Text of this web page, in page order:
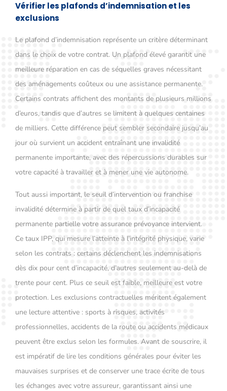
Vérifier les plafonds d’indemnisation et les
exclusions
Le plafond d’indemnisation représente un critère déterminant
dans le choix de votre contrat. Un plafond élevé garantit une
meilleure réparation en cas de séquelles graves nécessitant
des aménagements coûteux ou une assistance permanente.
Certains contrats affichent des montants de plusieurs millions
d’euros, tandis que d’autres se limitent à quelques centaines
de milliers. Cette différence peut sembler secondaire jusqu’au
jour où survient un accident entraînant une invalidité
permanente importante, avec des répercussions durables sur
votre capacité à travailler et à mener une vie autonome.
Tout aussi important, le seuil d’intervention ou franchise
invalidité détermine à partir de quel taux d’incapacité
permanente partielle votre assurance prévoyance intervient.
Ce taux IPP, qui mesure l’atteinte à l’intégrité physique, varie
selon les contrats : certains déclenchent les indemnisations
dès dix pour cent d’incapacité, d’autres seulement au-delà de
trente pour cent. Plus ce seuil est faible, meilleure est votre
protection. Les exclusions contractuelles méritent également
une lecture attentive : sports à risques, activités
professionnelles, accidents de la route ou accidents médicaux
peuvent être exclus selon les formules. Avant de souscrire, il
est impératif de lire les conditions générales pour éviter les
mauvaises surprises et de conserver une trace écrite de tous
les échanges avec votre assureur, garantissant ainsi une